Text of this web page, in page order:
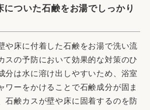
についた石鹸をお湯でしっかり
や床に付着した石鹸をお湯で洗い流
スの予防において効果的な対策のひ
分は水に溶け出しやすいため、浴室
ワーをかけることで石鹸成分が固ま
石鹸カスが壁や床に固着するのを防